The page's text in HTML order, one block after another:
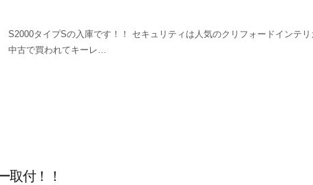
S2000タイプSの入庫です！！ セキュリティは人気のクリフォードインテリ
中古で買われてキーレ…
取付！！